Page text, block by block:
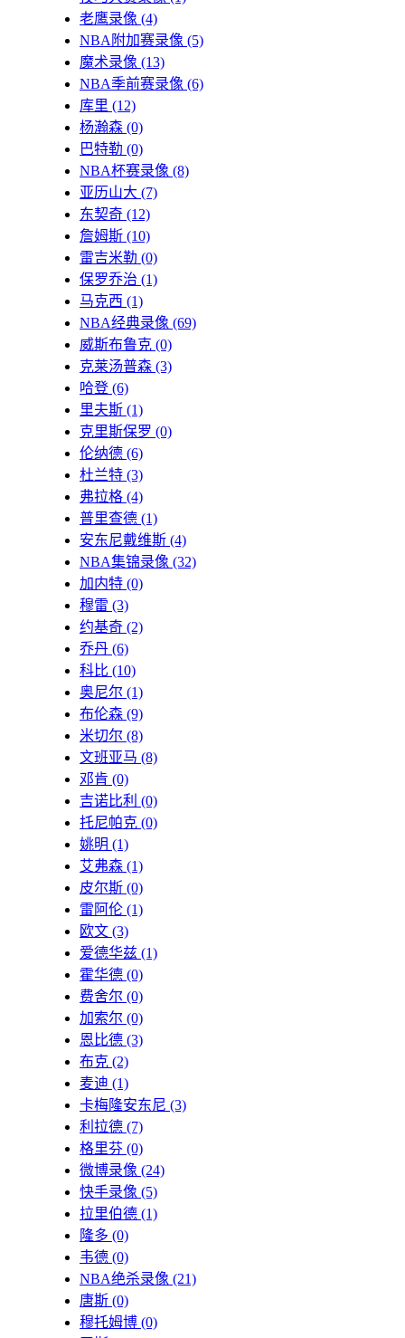
老鹰录像 (4)
NBA附加赛录像 (5)
魔术录像 (13)
NBA季前赛录像 (6)
库里 (12)
杨瀚森 (0)
巴特勒 (0)
NBA杯赛录像 (8)
亚历山大 (7)
东契奇 (12)
詹姆斯 (10)
雷吉米勒 (0)
保罗乔治 (1)
马克西 (1)
NBA经典录像 (69)
威斯布鲁克 (0)
克莱汤普森 (3)
哈登 (6)
里夫斯 (1)
克里斯保罗 (0)
伦纳德 (6)
杜兰特 (3)
弗拉格 (4)
普里查德 (1)
安东尼戴维斯 (4)
NBA集锦录像 (32)
加内特 (0)
穆雷 (3)
约基奇 (2)
乔丹 (6)
科比 (10)
奥尼尔 (1)
布伦森 (9)
米切尔 (8)
文班亚马 (8)
邓肯 (0)
吉诺比利 (0)
托尼帕克 (0)
姚明 (1)
艾弗森 (1)
皮尔斯 (0)
雷阿伦 (1)
欧文 (3)
爱德华兹 (1)
霍华德 (0)
费舍尔 (0)
加索尔 (0)
恩比德 (3)
布克 (2)
麦迪 (1)
卡梅隆安东尼 (3)
利拉德 (7)
格里芬 (0)
微博录像 (24)
快手录像 (5)
拉里伯德 (1)
隆多 (0)
韦德 (0)
NBA绝杀录像 (21)
唐斯 (0)
穆托姆博 (0)